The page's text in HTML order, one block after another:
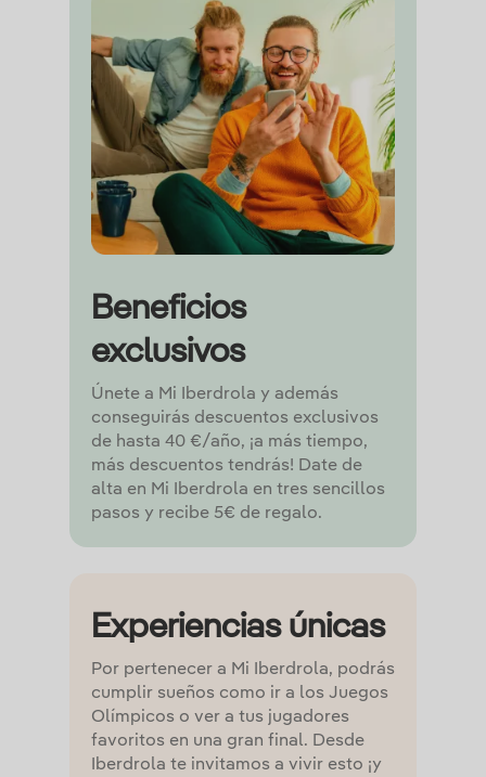
Beneficios
exclusivos
Únete a Mi Iberdrola y además
conseguirás descuentos exclusivos
de hasta 40 €/año, ¡a más tiempo,
más descuentos tendrás! Date de
alta en Mi Iberdrola en tres sencillos
pasos y recibe 5€ de regalo.
Experiencias únicas
Por pertenecer a Mi Iberdrola, podrás
cumplir sueños como ir a los Juegos
Olímpicos o ver a tus jugadores
favoritos en una gran final. Desde
Iberdrola te invitamos a vivir esto ¡y